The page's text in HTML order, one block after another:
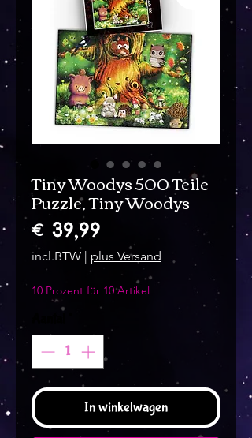
Tiny Woodys 500 Teile
Puzzle, Tiny Woodys
€ 39,99
incl.BTW | plus Versand
10 Prozent für 10 Artikel
In winkelwagen